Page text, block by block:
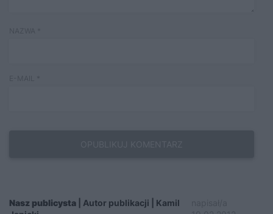
Nasz publicysta | Autor publikacji | Kamil